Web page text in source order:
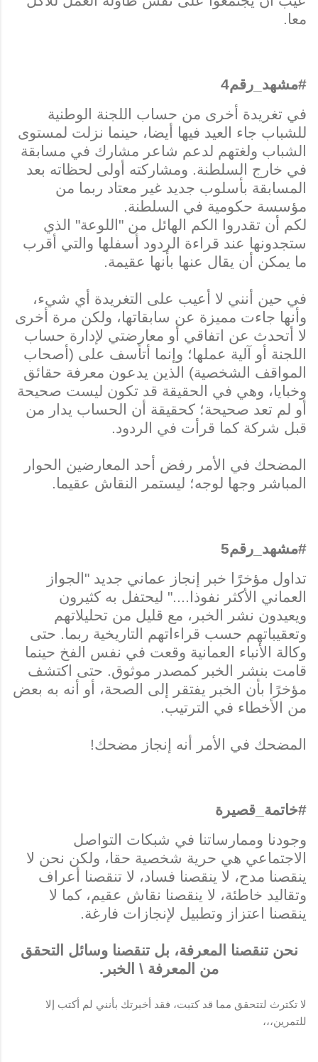
معا.
#مشهد_رقم4
في تغريدة أخرى من حساب اللجنة الوطنية
للشباب جاء العيد فيها أيضا، حينما نزلت لمستوى
الشباب ولغتهم لدعم شاعر مشارك في مسابقة
في خارج السلطنة. ومشاركته أولى لحظاته بعد
المسابقة بأسلوب جديد غير معتاد ربما من
مؤسسة حكومية في السلطنة.
لكم أن تقدروا الكم الهائل من "اللوعة" الذي
ستجدونها عند قراءة الردود أسفلها والتي أقرب
ما يمكن أن يقال عنها بأنها عقيمة.
في حين أنني لا أعيب على التغريدة أي شيء،
وأنها جاءت مميزة عن سابقاتها، ولكن مرة أخرى
لا أتحدث عن اتفاقي أو معارضتي لإدارة حساب
اللجنة أو آلية عملها؛ وإنما أتأسف على (أصحاب
المواقف الشخصية) الذين يدعون معرفة حقائق
وخبايا، وهي في الحقيقة قد تكون ليست صحيحة
أو لم تعد صحيحة؛ كحقيقة أن الحساب يدار من
قبل شركة كما قرأت في الردود.
المضحك في الأمر رفض أحد المعارضين الحوار
المباشر وجها لوجه؛ ليستمر النقاش عقيما.
#مشهد_رقم5
تداول مؤخرًا خبر إنجاز عماني جديد "الجواز
العماني الأكثر نفوذا...." ليحتفل به كثيرون
ويعيدون نشر الخبر، مع قليل من تحليلاتهم
وتعقيباتهم حسب قراءاتهم التاريخية ربما. حتى
وكالة الأنباء العمانية وقعت في نفس الفخ حينما
قامت بنشر الخبر كمصدر موثوق. حتى اكتشف
مؤخرًا بأن الخبر يفتقر إلى الصحة، أو أنه به بعض
من الأخطاء في الترتيب.
المضحك في الأمر أنه إنجاز مضحك!
#خاتمة_قصيرة
وجودنا وممارساتنا في شبكات التواصل
الاجتماعي هي حرية شخصية حقا، ولكن نحن لا
ينقصنا مدح، لا ينقصنا فساد، لا تنقصنا أعراف
وتقاليد خاطئة، لا ينقصنا نقاش عقيم، كما لا
ينقصنا اعتزاز وتطبيل لإنجازات فارغة.
نحن تنقصنا المعرفة، بل تنقصنا وسائل التحقق
من المعرفة \ الخبر.
لا تكترث لتتحقق مما قد كتبت، فقد أخبرتك بأنني لم أكتب إلا
للتمرين،،،